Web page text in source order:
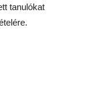
tanulókat